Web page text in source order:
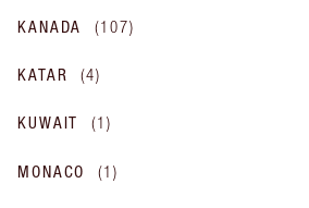
KANADA (107)
KATAR (4)
KUWAIT (1 )
MONACO (1 )